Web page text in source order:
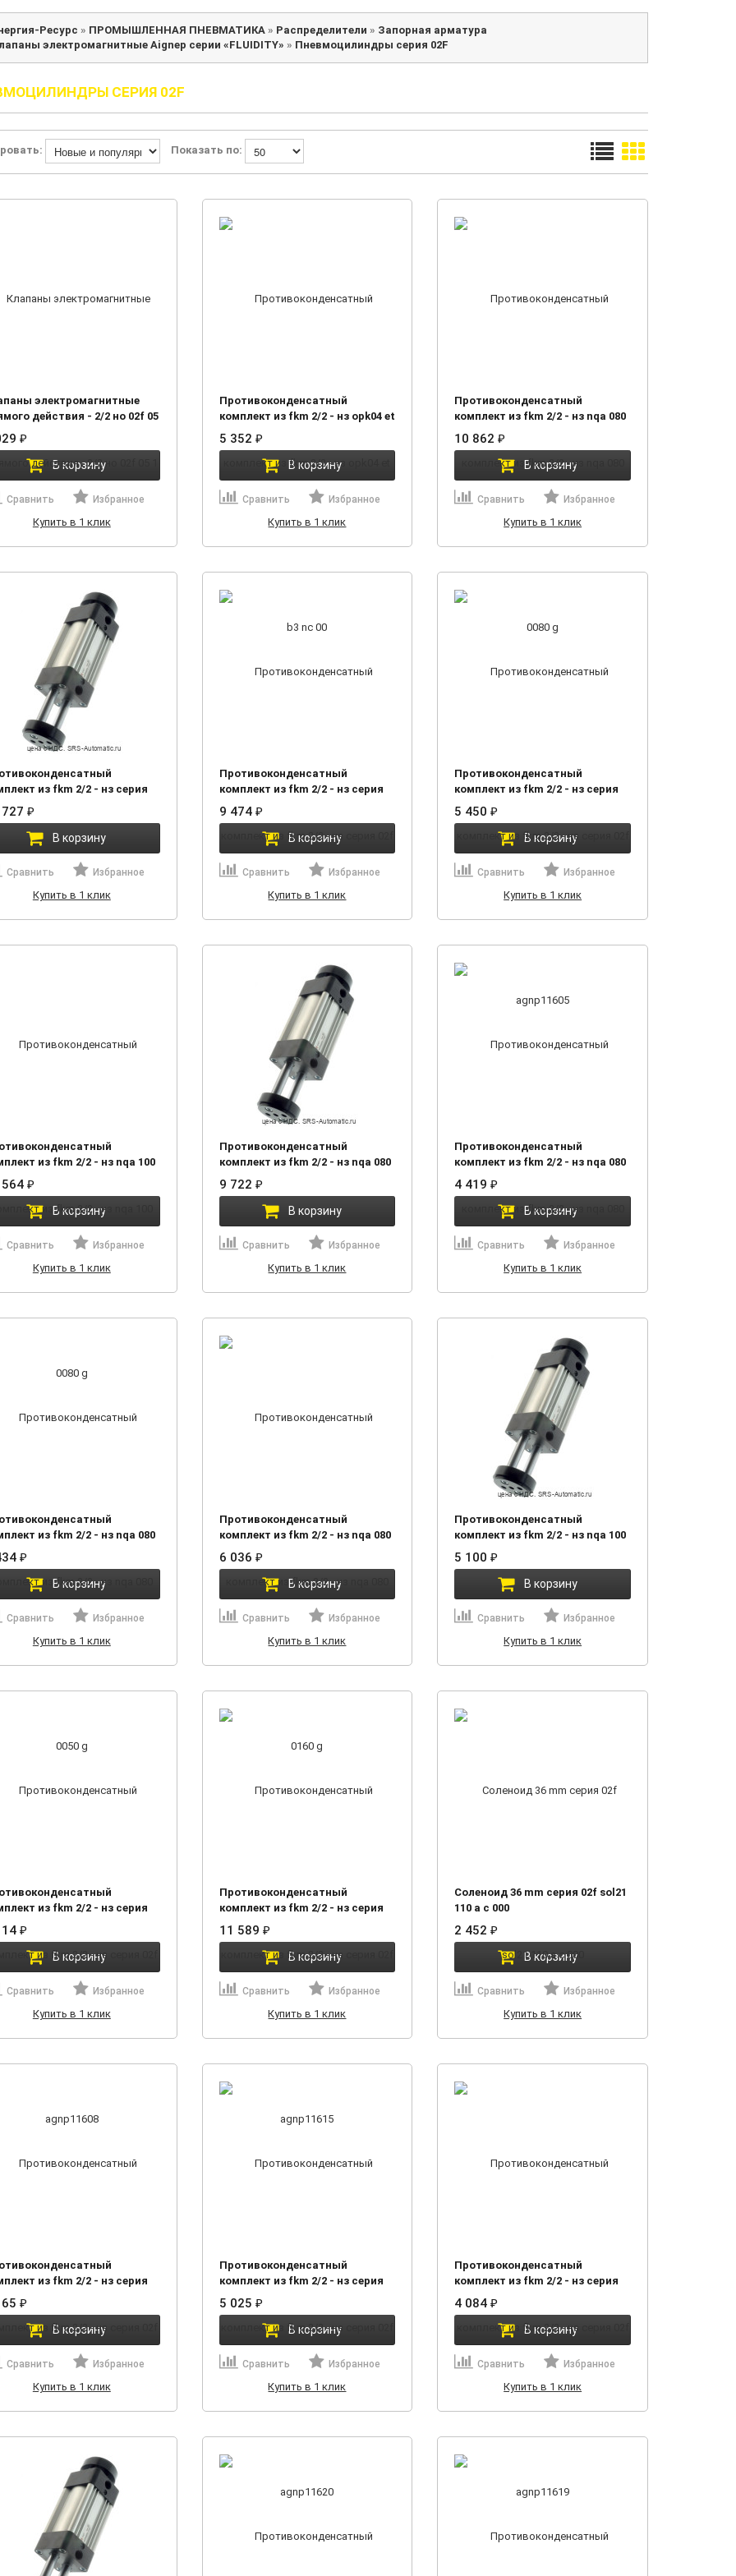
Ресурс » ПРОМЫШЛЕННАЯ ПНЕВМАТИКА » Распределители » Запорная арматура
электромагнитные Aignep серии «FLUIDITY» » Пневмоцилиндры серия 02F
СЕРИЯ 02F
Показать по:
электромагнитные
действия - 2/2 но 02f 05
v 0
₽
В корзину
Сравнить Избранное
Купить в 1 клик
Противоконденсатный
комплект из fkm 2/2 - нз opk04 et
b3 nc 00
5 352 ₽
В корзину
Сравнить Избранное
Купить в 1 клик
Противоконденсатный
комплект из fkm 2/2 - нз nqa 080
0080 g
10 862₽
В корзину
Сравнить Избранное
Купить в 1 клик
из fkm 2/2 - нз серия
₽
В корзину
Сравнить Избранное
Купить в 1 клик
Противоконденсатный
комплект из fkm 2/2 - нз серия
02f agnp11606
9 474 ₽
В корзину
Сравнить Избранное
Купить в 1 клик
Противоконденсатный
комплект из fkm 2/2 - нз серия
02f agnp11605
5 450₽
В корзину
Сравнить Избранное
Купить в 1 клик
из fkm 2/2 - нз nqa 100
g
₽
В корзину
Сравнить Избранное
Купить в 1 клик
Противоконденсатный
комплект из fkm 2/2 - нз nqa 080
0400 g
9 722 ₽
В корзину
Сравнить Избранное
Купить в 1 клик
Противоконденсатный
комплект из fkm 2/2 - нз nqa 080
0320 g
4 419₽
В корзину
Сравнить Избранное
Купить в 1 клик
из fkm 2/2 - нз nqa 080
g
₽
В корзину
Сравнить Избранное
Купить в 1 клик
Противоконденсатный
комплект из fkm 2/2 - нз nqa 080
0160 g
6 036 ₽
В корзину
Сравнить Избранное
Купить в 1 клик
Противоконденсатный
комплект из fkm 2/2 - нз nqa 100
0050 g
5 100₽
В корзину
Сравнить Избранное
Купить в 1 клик
из fkm 2/2 - нз серия
agnp11608
₽
В корзину
Сравнить Избранное
Купить в 1 клик
Противоконденсатный
комплект из fkm 2/2 - нз серия
02f agnp11615
11 589 ₽
В корзину
Сравнить Избранное
Купить в 1 клик
Соленоид 36 mm серия 02f sol21
110 a c 000
2 452₽
В корзину
Сравнить Избранное
Купить в 1 клик
из fkm 2/2 - нз серия
₽
В корзину
Сравнить Избранное
Купить в 1 клик
Противоконденсатный
комплект из fkm 2/2 - нз серия
02f agnp11620
5 025 ₽
В корзину
Сравнить Избранное
Купить в 1 клик
Противоконденсатный
комплект из fkm 2/2 - нз серия
02f agnp11619
4 084₽
В корзину
Сравнить Избранное
Купить в 1 клик